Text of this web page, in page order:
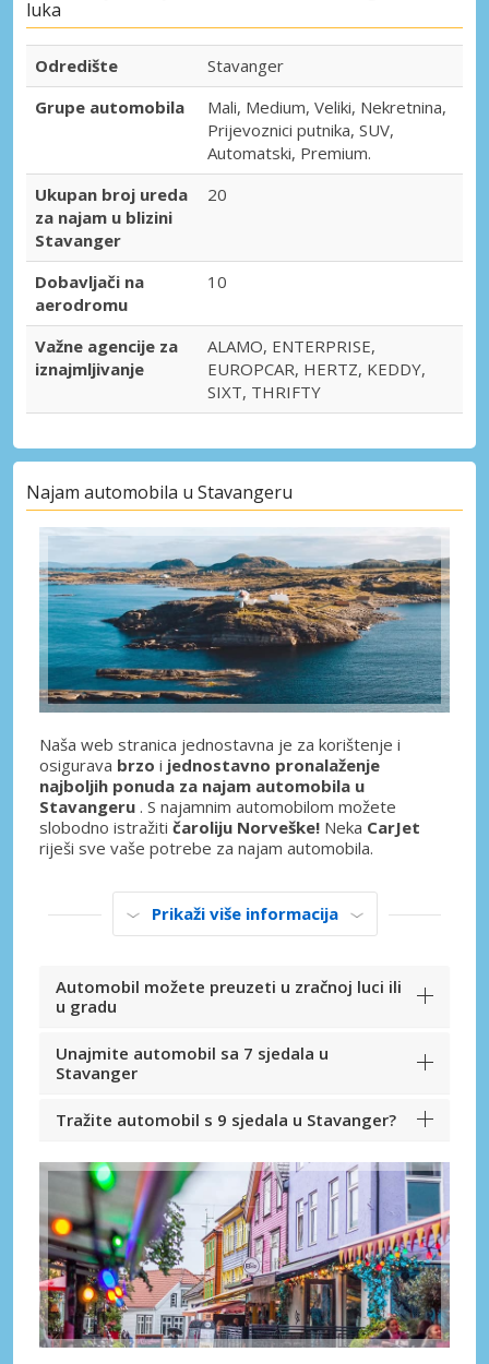
luka
Odredište
Stavanger
Grupe automobila
Mali, Medium, Veliki, Nekretnina,
Prijevoznici putnika, SUV,
Automatski, Premium.
Ukupan broj ureda
za najam u blizini
Stavanger
20
Dobavljači na
aerodromu
10
Važne agencije za
iznajmljivanje
ALAMO, ENTERPRISE,
EUROPCAR, HERTZ, KEDDY,
SIXT, THRIFTY
Najam automobila u Stavangeru
Naša web stranica jednostavna je za korištenje i
osigurava brzo i jednostavno pronalaženje
najboljih ponuda za najam automobila u
Stavangeru . S najamnim automobilom možete
slobodno istražiti čaroliju Norveške! Neka CarJet
riješi sve vaše potrebe za najam automobila.
Prikaži više informacija
Automobil možete preuzeti u zračnoj luci ili
u gradu
Unajmite automobil sa 7 sjedala u
Stavanger
Tražite automobil s 9 sjedala u Stavanger?